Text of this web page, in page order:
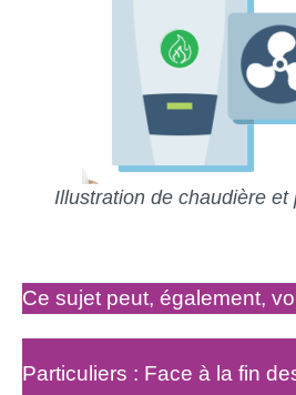
Illustration de chaudière et
Ce sujet peut, également,
Particuliers : Face à la fin